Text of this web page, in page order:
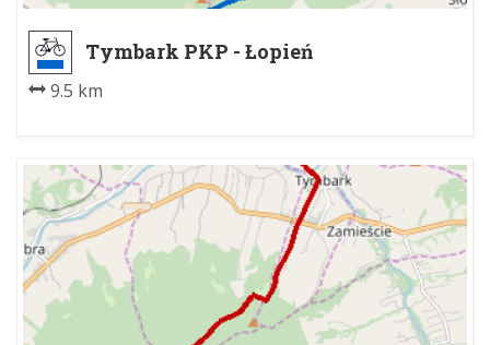
Tymbark PKP - Łopień
9.5 km